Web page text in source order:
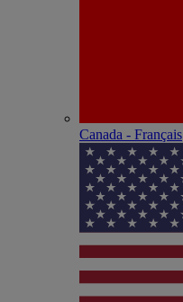
Canada - Français